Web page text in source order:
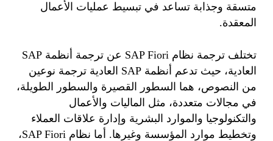
متسقة وجذابة تساعد في تبسيط عمليات الأعمال
المعقدة.
تختلف ترجمة نظام SAP Fiori عن ترجمة أنظمة SAP
العادية، حيث تدعم أنظمة SAP العادية ترجمة نوعين
من النصوص، هما السطور القصيرة والسطور الطويلة،
في مجالات متعددة، مثل الماليات والأعمال
والتكنولوجيا والموارد البشرية وإدارة علاقات العملاء
وتخطيط موارد المؤسسة وغيرها. أما نظام SAP Fiori،